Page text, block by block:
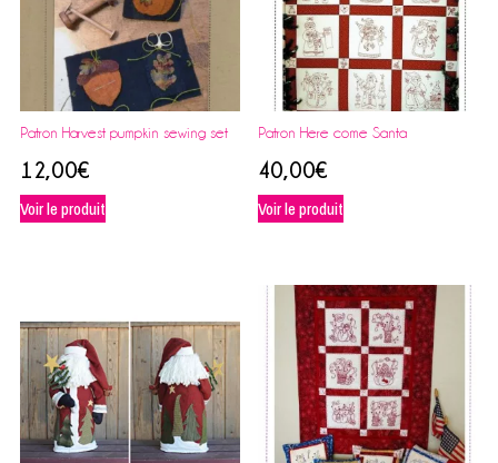
Patron Harvest pumpkin sewing set
12,00€
Voir le produit
Patron Here come Santa
40,00€
Voir le produit